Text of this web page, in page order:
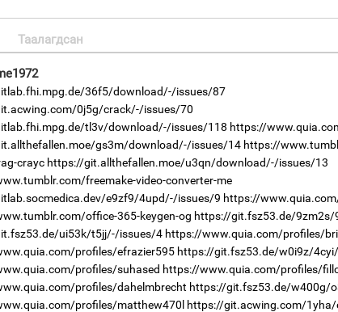
Таалагдсан
36f5/download/-/issues/87
0j5g/crack/-/issues/70
tl3v/download/-/issues/118 https://
gs3m/download/-/issues/14 https://
crayc https://git.allthefallen.moe/u3qn/download/-/issues/13
freemake-video-converter-me
e9zf9/4upd/-/issues/9 https://
office-365-keygen-og https://git.fsz53.de/
ui53k/t5jj/-/issues/4 https://www.quia.com/profiles/
profiles/efrazier595 https://git.fsz53.de/w0i9z/
profiles/suhased https://www.quia.com/profiles/
profiles/dahelmbrecht https://git.fsz53.de/w400g/
profiles/matthew470l https://git.acwing.com/